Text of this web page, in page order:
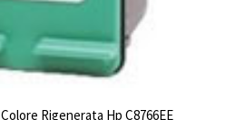
Rigenerata Hp C8766EE